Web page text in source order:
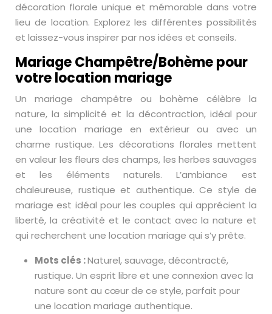
décoration florale unique et mémorable dans votre
lieu de location. Explorez les différentes possibilités
et laissez-vous inspirer par nos idées et conseils.
Mariage Champêtre/Bohème pour
votre location mariage
Un mariage champêtre ou bohème célèbre la
nature, la simplicité et la décontraction, idéal pour
une location mariage en extérieur ou avec un
charme rustique. Les décorations florales mettent
en valeur les fleurs des champs, les herbes sauvages
et les éléments naturels. L’ambiance est
chaleureuse, rustique et authentique. Ce style de
mariage est idéal pour les couples qui apprécient la
liberté, la créativité et le contact avec la nature et
qui recherchent une location mariage qui s’y prête.
Mots clés :Naturel, sauvage, décontracté,
rustique. Un esprit libre et une connexion avec la
nature sont au cœur de ce style, parfait pour
une location mariage authentique.